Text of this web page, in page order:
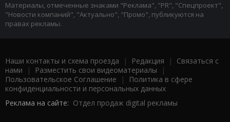
Материалы, отмеченные знаками "Реклама", "PR", "Спецпроект",
"Новости компаний", "Актуально", "Промо", публикуются на
правах рекламы.
Наши контакты и схема проезда | Редакция | Связаться с
нами | Разместить свои видеоматериалы |
Пользовательское Соглашение |
Политика в сфере
конфиденциальности и персональных данных
Реклама на сайте: Отдел продаж digital рекламы